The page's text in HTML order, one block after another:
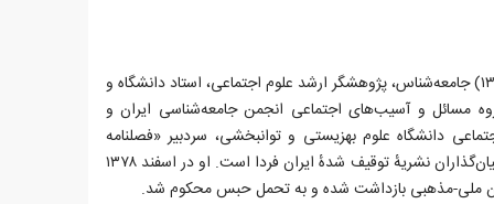
سعید مدنی قهفرخی (زاده ۱۴ آذر ۱۳۳۹) جامعه‌شناس، پژوهشگر ارشد علوم اجتماعی، استاد دانشگاه و
مسائل و آسیب‌های اجتماعی انجمن جامعه‌شناسی ایران و
دانشگاه علوم بهزیستی و توانبخشی، سردبیر «فصلنامه
علمی-پژوهشی رفاه اجتماعی» و از بنیان‌گذاران نشریهٔ توقیف شدهٔ ایران فردا است. او در اسفند ۱۳۷۸
ملی-مذهبی بازداشت شده و به تحمل حبس محکوم شد.